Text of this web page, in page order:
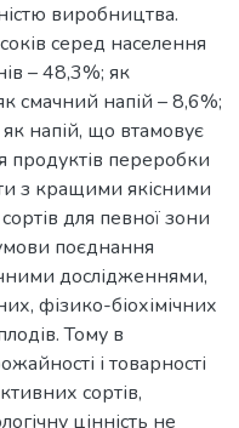
виробництва.
серед населення
– 48,3%; як
смачний напій – 8,6%;
напій, що втамовує
продуктів переробки
з кращими якісними
для певної зони
поєднання
дослідженнями,
фізико-біохімічних
Тому в
і товарності
сортів,
цінність не